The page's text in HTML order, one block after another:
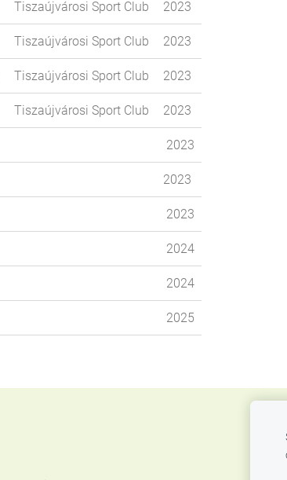
Tiszaújvárosi Sport Club 2023
Tiszaújvárosi Sport Club 2023
Tiszaújvárosi Sport Club 2023
Tiszaújvárosi Sport Club 2023
2023
2023
2023
2024
2024
2025